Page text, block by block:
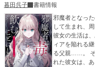
暮田呉子
書籍情報
邪魔者となったので
して生まれ、
彼女の生活は
ィアを陥れる
る父親……。 そ
れた彼女は、